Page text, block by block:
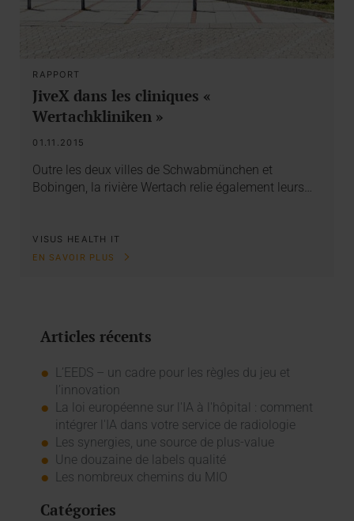
RAPPORT
JiveX dans les cliniques «
Wertachkliniken »
01.11.2015
Outre les deux villes de Schwabmünchen et
Bobingen, la rivière Wertach relie également leurs…
VISUS HEALTH IT
EN SAVOIR PLUS
Articles récents
L’EEDS – un cadre pour les règles du jeu et
l’innovation
La loi européenne sur l'IA à l'hôpital : comment
intégrer l'IA dans votre service de radiologie
Les synergies, une source de plus-value
Une douzaine de labels qualité
Les nombreux chemins du MIO
Catégories